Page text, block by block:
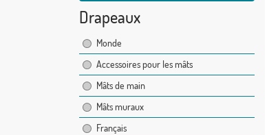
Drapeaux
Monde
Accessoires pour les mâts
Mâts de main
Mâts muraux
Français